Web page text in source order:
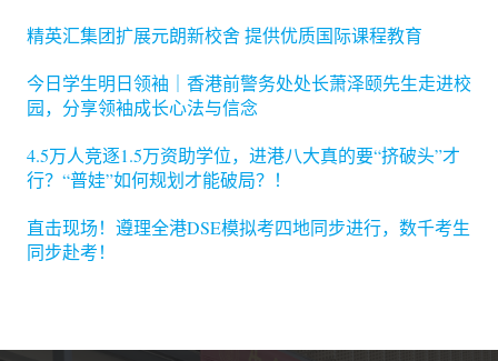
精英汇集团扩展元朗新校舍 提供优质国际课程教育
今日学生明日领袖｜香港前警务处处长萧泽颐先生走进校
园，分享领袖成长心法与信念
4.5万人竞逐1.5万资助学位，进港八大真的要“挤破头”才
行？“普娃”如何规划才能破局？！
直击现场！遵理全港DSE模拟考四地同步进行，数千考生
同步赴考！